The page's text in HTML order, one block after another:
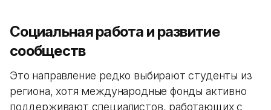
Социальная работа и развитие
сообществ
Это направление редко выбирают студенты из
региона, хотя международные фонды активно
поддерживают специалистов, работающих с